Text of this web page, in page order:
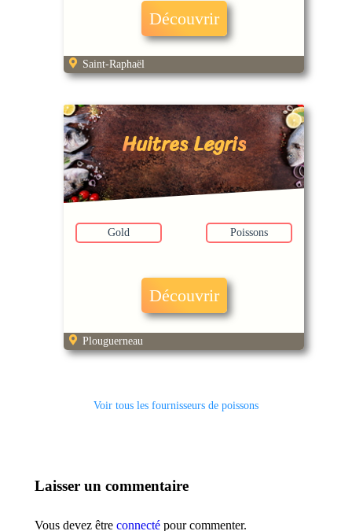
Découvrir
Saint-Raphaël
Huitres Legris
Gold Poissons
Découvrir
Plouguerneau
Voir tous les fournisseurs de poissons
Laisser un commentaire
Vous devez être connecté pour commenter.